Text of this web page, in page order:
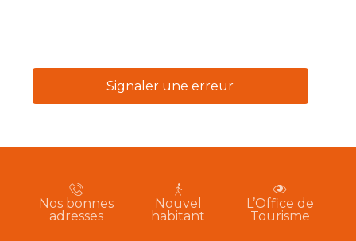
Signaler une erreur
Nos bonnes
adresses
Nouvel
habitant
L’Office de
Tourisme